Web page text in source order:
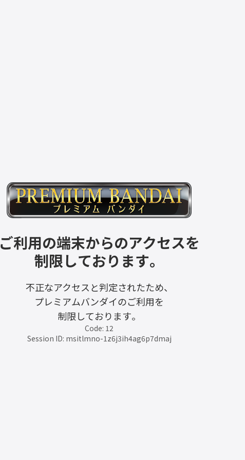
ご利用の端末からのアクセスを
制限しております。
不正なアクセスと判定されたため、
プレミアムバンダイのご利用を
制限しております。
Code: 12
Session ID: msitlmno-1z6j3ih4ag6p7dmaj